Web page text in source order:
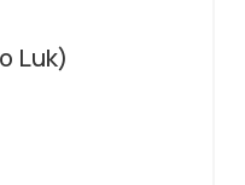
Luk)